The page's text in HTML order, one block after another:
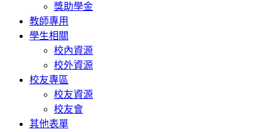
獎助學金
教師專用
學生相關
校內資源
校外資源
校友專區
校友資源
校友會
其他表單